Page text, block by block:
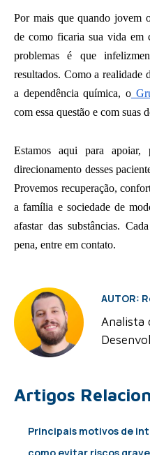
Por mais que quando jovem
de como ficaria sua vida em
problemas é que
resultados. Como a realidade
a dependência química, o
com essa questão e com suas
Estamos aqui para apoiar,
direcionamento desses
Provemos recuperação,
a família e sociedade de
afastar das substâncias.
pena, entre em contato.
AUTOR:
Analista
Artigos
Principais motivos de